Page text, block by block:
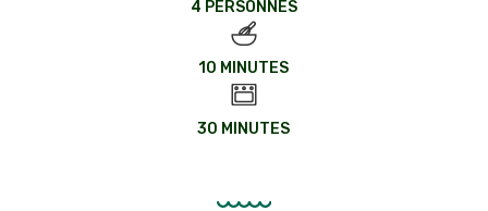
4 PERSONNES
10 MINUTES
30 MINUTES